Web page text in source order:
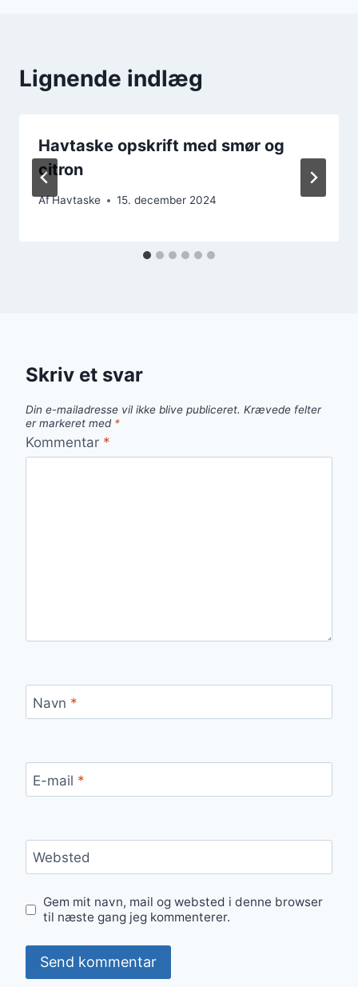
Lignende indlæg
Havtaske opskrift med smør og
citron
AfHavtaske 15. december 2024
Skriv et svar
Din e-mailadresse vil ikke blive publiceret. Krævede felter
er markeret med *
Kommentar *
Navn *
E-mail *
Websted
Gem mit navn, mail og websted i denne browser
til næste gang jeg kommenterer.